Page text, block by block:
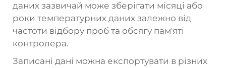
даних зазвичай може зберігати місяці або
роки температурних даних залежно від
частоти відбору проб та обсягу пам'яті
контролера.
Записані дані можна експортувати в різних